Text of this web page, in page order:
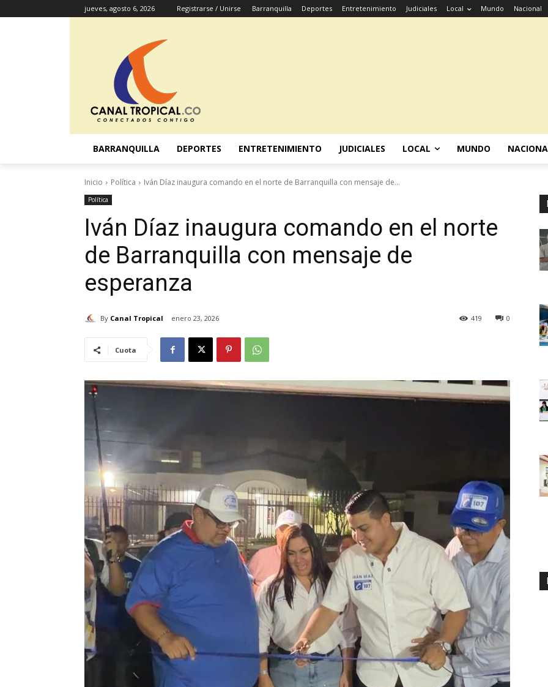
jueves, agosto 6, 2026 Registrarse / Unirse Barranquilla Deportes Entretenimiento Judiciales Local Mundo Nacional
BARRANQUILLA DEPORTES ENTRETENIMIENTO JUDICIALES LOCAL MUNDO
Inicio Política Iván Díaz inaugura comando en el norte de Barranquilla con mensaje de...
Política
Iván Díaz inaugura comando en el norte
de Barranquilla con mensaje de
esperanza
By Canal Tropical enero 23, 2026 0
419
Cuota